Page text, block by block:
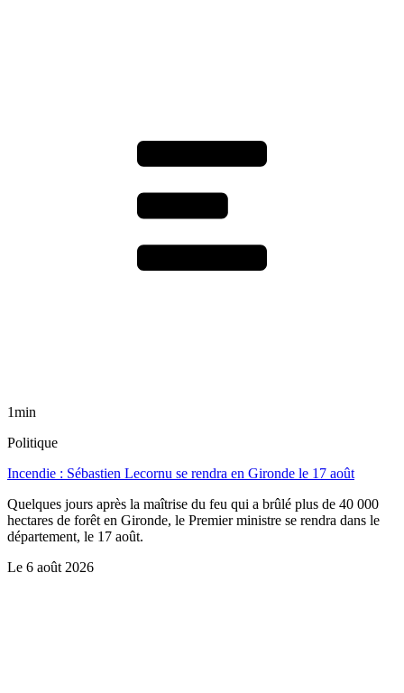
1min
Politique
Incendie : Sébastien Lecornu se rendra en Gironde le 17 août
Quelques jours après la maîtrise du feu qui a brûlé plus de 40 000
hectares de forêt en Gironde, le Premier ministre se rendra dans le
département, le 17 août.
Le 6 août 2026